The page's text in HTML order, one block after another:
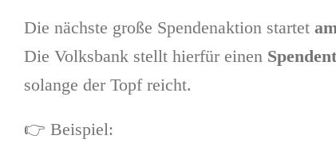
Die nächste große Spendenaktion startet
Die Volksbank stellt hierfür einen
solange der Topf reicht.
👉 Beispiel: